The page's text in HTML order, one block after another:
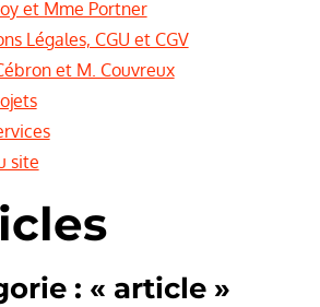
et Mme Portner
Légales, CGU et CGV
et M. Couvreux
site
: « article »